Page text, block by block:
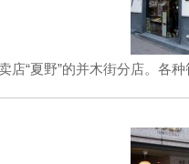
店“夏野”的并木街分店。各种